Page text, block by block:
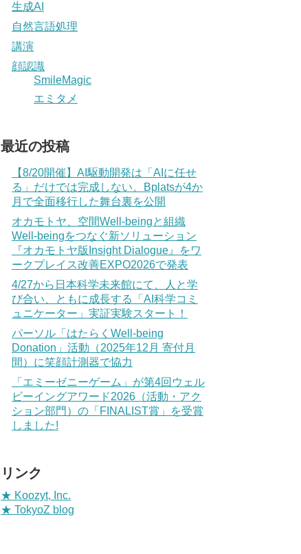
生成AI
自然言語処理
講演
顔認識
SmileMagic
エミタメ
最近の投稿
【8/20開催】AI駆動開発は「AIに任せ
る」だけでは完成しない。Bplatsが4か
月で全面移行した舞台裏を公開
オカモトヤ、空間Well-beingと組織
Well-beingをつなぐ新ソリューション
『オカモトヤ版Insight Dialogue』をワ
ークプレイス改善EXPO2026で発表
4/27から日本科学未来館にて、人と学
び合い、ともに成長する「AI科学コミ
ュニケーター」実証実験スタート！
パーソル「はたらくWell-being
Donation」活動（2025年12月 寄付月
間）に笑顔計測器で協力
「エミーゼニーゲーム」が第4回ウェル
ビーイングアワード2026（活動・アク
ション部門）の「FINALIST賞」を受賞
しました!
リンク
★ Koozyt, Inc.
★ TokyoZ blog